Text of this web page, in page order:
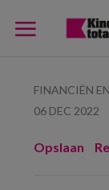
FINANCIËN
06 DEC 2022
Opslaan